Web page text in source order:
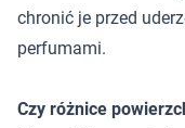
chronić je przed
perfumami.
Czy różnice